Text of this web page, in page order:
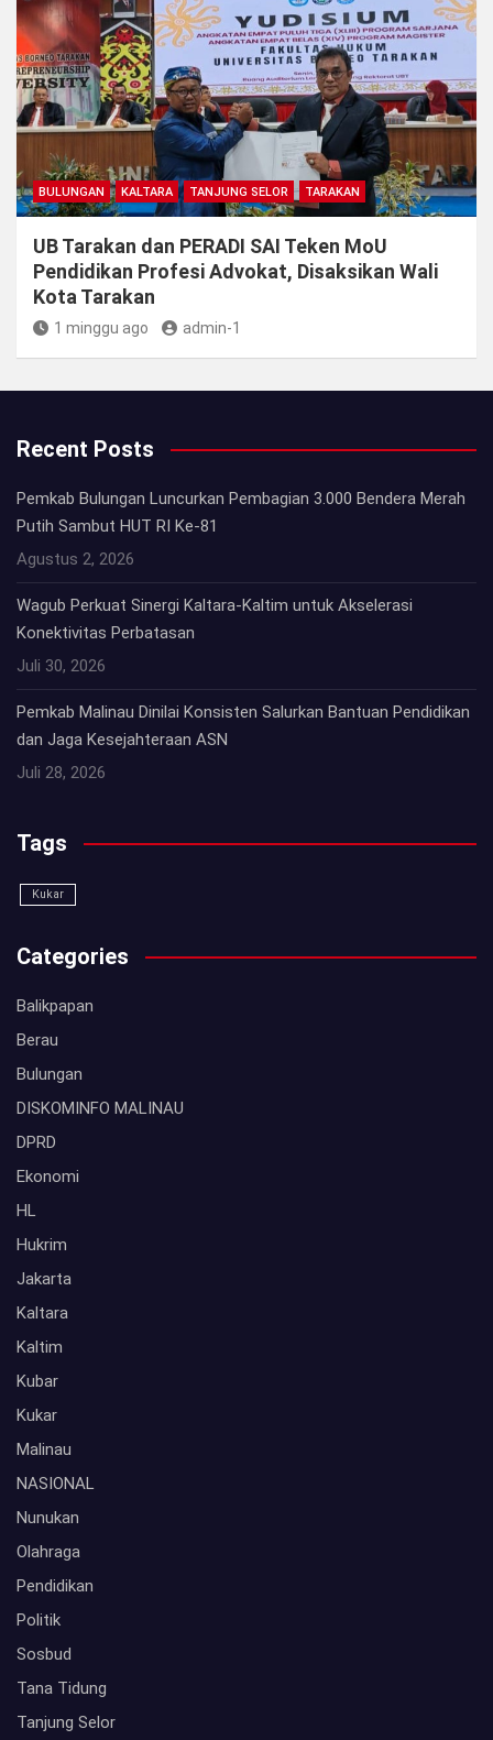
BULUNGAN KALTARA TANJUNG SELOR TARAKAN
UB Tarakan dan PERADI SAI Teken MoU
Pendidikan Profesi Advokat, Disaksikan Wali
Kota Tarakan
1 minggu ago admin-1
Recent Posts
Pemkab Bulungan Luncurkan Pembagian 3.000 Bendera Merah
Putih Sambut HUT RI Ke-81
Agustus 2, 2026
Wagub Perkuat Sinergi Kaltara-Kaltim untuk Akselerasi
Konektivitas Perbatasan
Juli 30, 2026
Pemkab Malinau Dinilai Konsisten Salurkan Bantuan Pendidikan
dan Jaga Kesejahteraan ASN
Juli 28, 2026
Tags
Kukar
Categories
Balikpapan
Berau
Bulungan
DISKOMINFO MALINAU
DPRD
Ekonomi
HL
Hukrim
Jakarta
Kaltara
Kaltim
Kubar
Kukar
Malinau
NASIONAL
Nunukan
Olahraga
Pendidikan
Politik
Sosbud
Tana Tidung
Tanjung Selor